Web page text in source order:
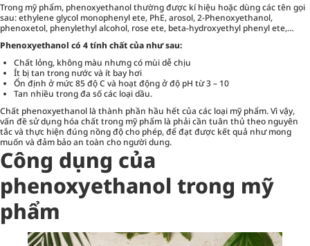
Trong mỹ phẩm, phenoxyethanol thường được kí hiệu hoặc dùng các tên gọi
sau: ethylene glycol monophenyl ete, PhE, arosol, 2-Phenoxyethanol,
phenoxetol, phenylethyl alcohol, rose ete, beta-hydroxyethyl phenyl ete,…
Phenoxyethanol có 4 tính chất của như sau:
Chất lỏng, không màu nhưng có mùi dễ chịu
Ít bị tan trong nước và ít bay hơi
Ổn định ở mức 85 độ C và hoạt động ở độ pH từ 3 – 10
Tan nhiều trong đa số các loại dầu.
Chất phenoxyethanol là thành phần hầu hết của các loại mỹ phẩm. Vì vậy,
vấn đề sử dụng hóa chất trong mỹ phẩm là phải cần tuân thủ theo nguyên
tắc và thực hiện đúng nồng độ cho phép, để đạt được kết quả như mong
muốn và đảm bảo an toàn cho người dung.
Công dụng của
phenoxyethanol trong mỹ
phẩm